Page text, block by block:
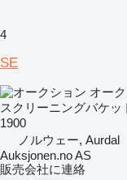
4
SE
オー
スクリーニングバケッ
1900
ノルウェー, Aurdal
Auksjonen.no AS
販売会社に連絡